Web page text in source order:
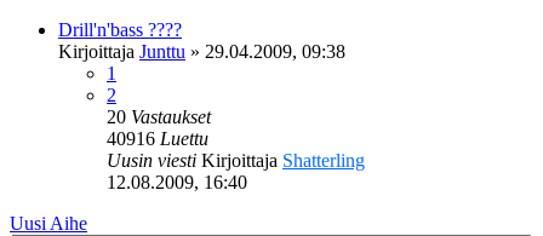
Drill'n'bass ????
Kirjoittaja Junttu » 29.04.2009, 09:38
1
2
20 Vastaukset
40916 Luettu
Uusin viesti Kirjoittaja Shatterling
12.08.2009, 16:40
Uusi Aihe